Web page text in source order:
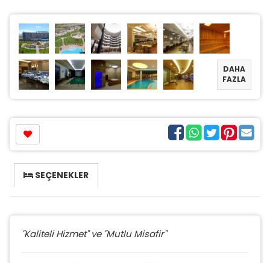
DAHA
FAZLA
SEÇENEKLER
"Kaliteli Hizmet" ve "Mutlu Misafir"